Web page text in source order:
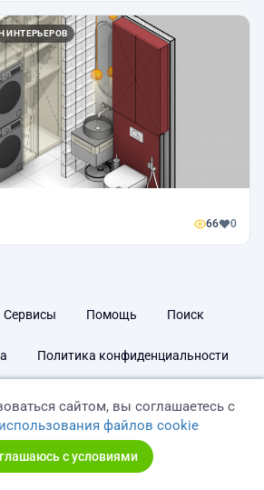
ИНТЕРЬЕРОВ
66 0
Сервисы Помощь Поиск
Политика конфиденциальности
сайтом, вы соглашаетесь с
использования файлов cookie
с условиями